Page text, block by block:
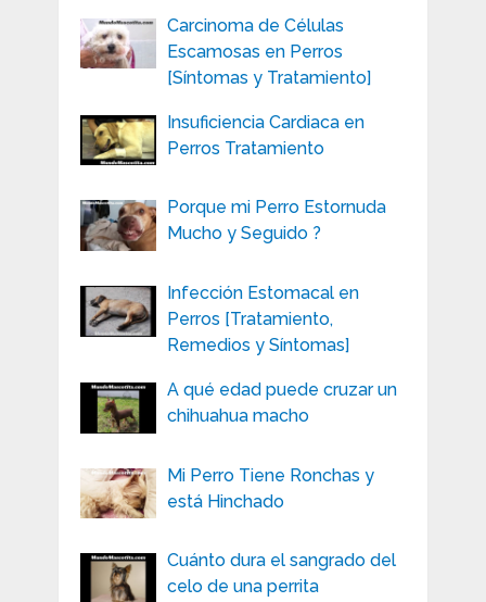
Carcinoma de Células
Escamosas en Perros
[Síntomas y Tratamiento]
Insuficiencia Cardiaca en
Perros Tratamiento
Porque mi Perro Estornuda
Mucho y Seguido ?
Infección Estomacal en
Perros [Tratamiento,
Remedios y Síntomas]
A qué edad puede cruzar un
chihuahua macho
Mi Perro Tiene Ronchas y
está Hinchado
Cuánto dura el sangrado del
celo de una perrita